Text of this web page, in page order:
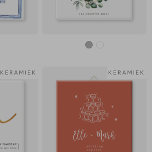
KERAMIEK KERAMIEK